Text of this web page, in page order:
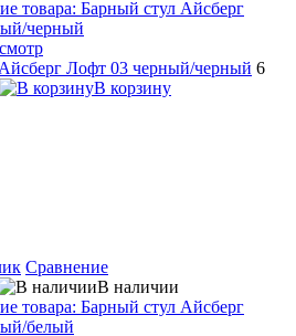
Лофт 03 черный/черный 6
В корзину
Сравнение
В наличии